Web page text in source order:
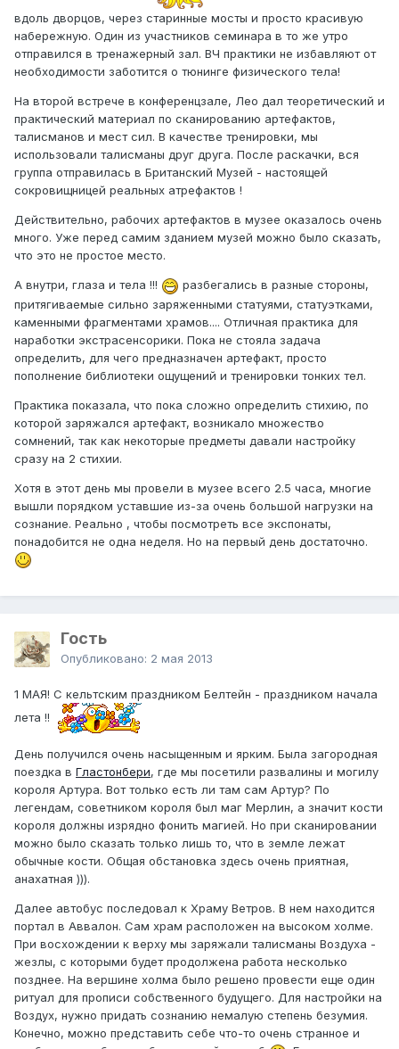
вдоль дворцов, через старинные мосты и просто красивую
набережную. Один из участников семинара в то же утро
отправился в тренажерный зал. ВЧ практики не избавляют от
необходимости заботится о тюнинге физического тела!
На второй встрече в конференцзале, Лео дал теоретический и
практический материал по сканированию артефактов,
талисманов и мест сил. В качестве тренировки, мы
использовали талисманы друг друга. После раскачки, вся
группа отправилась в Британский Музей - настоящей
сокровищницей реальных атрефактов !
Действительно, рабочих артефактов в музее оказалось очень
много. Уже перед самим зданием музей можно было сказать,
что это не простое место.
А внутри, глаза и тела !!!
разбегались в разные стороны,
притягиваемые сильно заряженными статуями, статуэтками,
каменными фрагментами храмов.... Отличная практика для
наработки экстрасенсорики. Пока не стояла задача
определить, для чего предназначен артефакт, просто
пополнение библиотеки ощущений и тренировки тонких тел.
Практика показала, что пока сложно определить стихию, по
которой заряжался артефакт, возникало множество
сомнений, так как некоторые предметы давали настройку
сразу на 2 стихии.
Хотя в этот день мы провели в музее всего 2.5 часа, многие
вышли порядком уставшие из-за очень большой нагрузки на
сознание. Реально , чтобы посмотреть все экспонаты,
понадобится не одна неделя. Но на первый день достаточно.
Гость
Опубликовано: 2 мая 2013
1 МАЯ! С кельтским праздником Белтейн - праздником начала
лета !!
День получился очень насыщенным и ярким. Была загородная
поездка в Гластонбери, где мы посетили развалины и могилу
короля Артура. Вот только есть ли там сам Артур? По
легендам, советником короля был маг Мерлин, а значит кости
короля должны изрядно фонить магией. Но при сканировании
можно было сказать только лишь то, что в земле лежат
обычные кости. Общая обстановка здесь очень приятная,
анахатная ))).
Далее автобус последовал к Храму Ветров. В нем находится
портал в Аввалон. Сам храм расположен на высоком холме.
При восхождении к верху мы заряжали талисманы Воздуха -
жезлы, с которыми будет продолжена работа несколько
позднее. На вершине холма было решено провести еще один
ритуал для прописи собственного будущего. Для настройки на
Воздух, нужно придать сознанию немалую степень безумия.
Конечно, можно представить себе что-то очень странное и